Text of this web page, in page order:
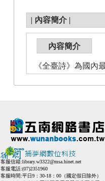
| 內容簡介 |
內容簡介
《全臺詩》為國內
客服信箱:library.w3322@msa.hinet.net
客服電話:(07)2351960
客服時間:平日9：30-18：00（國定假日除外）